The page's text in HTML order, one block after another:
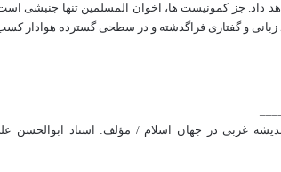
داد. جز کمونیست ها، اخوان المسلمین تنها جنبشی است
زبانی و گفتاری فراگذشته و در سطحی گسترده هوادار
غربی در جهان اسلام / مؤلف: استاد